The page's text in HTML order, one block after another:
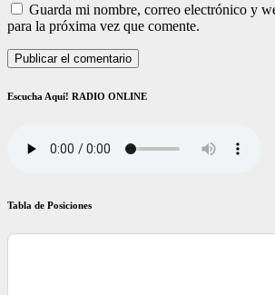
Guarda mi nombre, correo electrónico y
para la próxima vez que comente.
Escucha Aquí! RADIO ONLINE
Tabla de Posiciones